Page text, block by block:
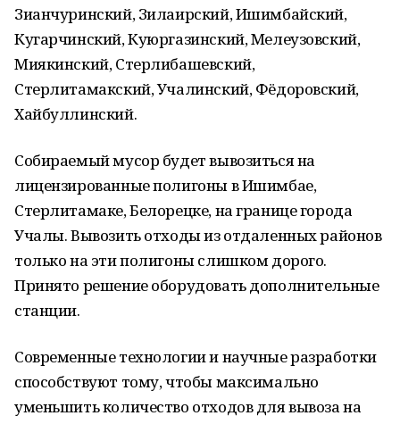
Зианчуринский, Зилаирский, Ишимбайский,
Кугарчинский, Куюргазинский, Мелеузовский,
Миякинский, Стерлибашевский,
Стерлитамакский, Учалинский, Фёдоровский,
Хайбуллинский.
Собираемый мусор будет вывозиться на
лицензированные полигоны в Ишимбае,
Стерлитамаке, Белорецке, на границе города
Учалы. Вывозить отходы из отдаленных районов
только на эти полигоны слишком дорого.
Принято решение оборудовать дополнительные
станции.
Современные технологии и научные разработки
способствуют тому, чтобы максимально
уменьшить количество отходов для вывоза на